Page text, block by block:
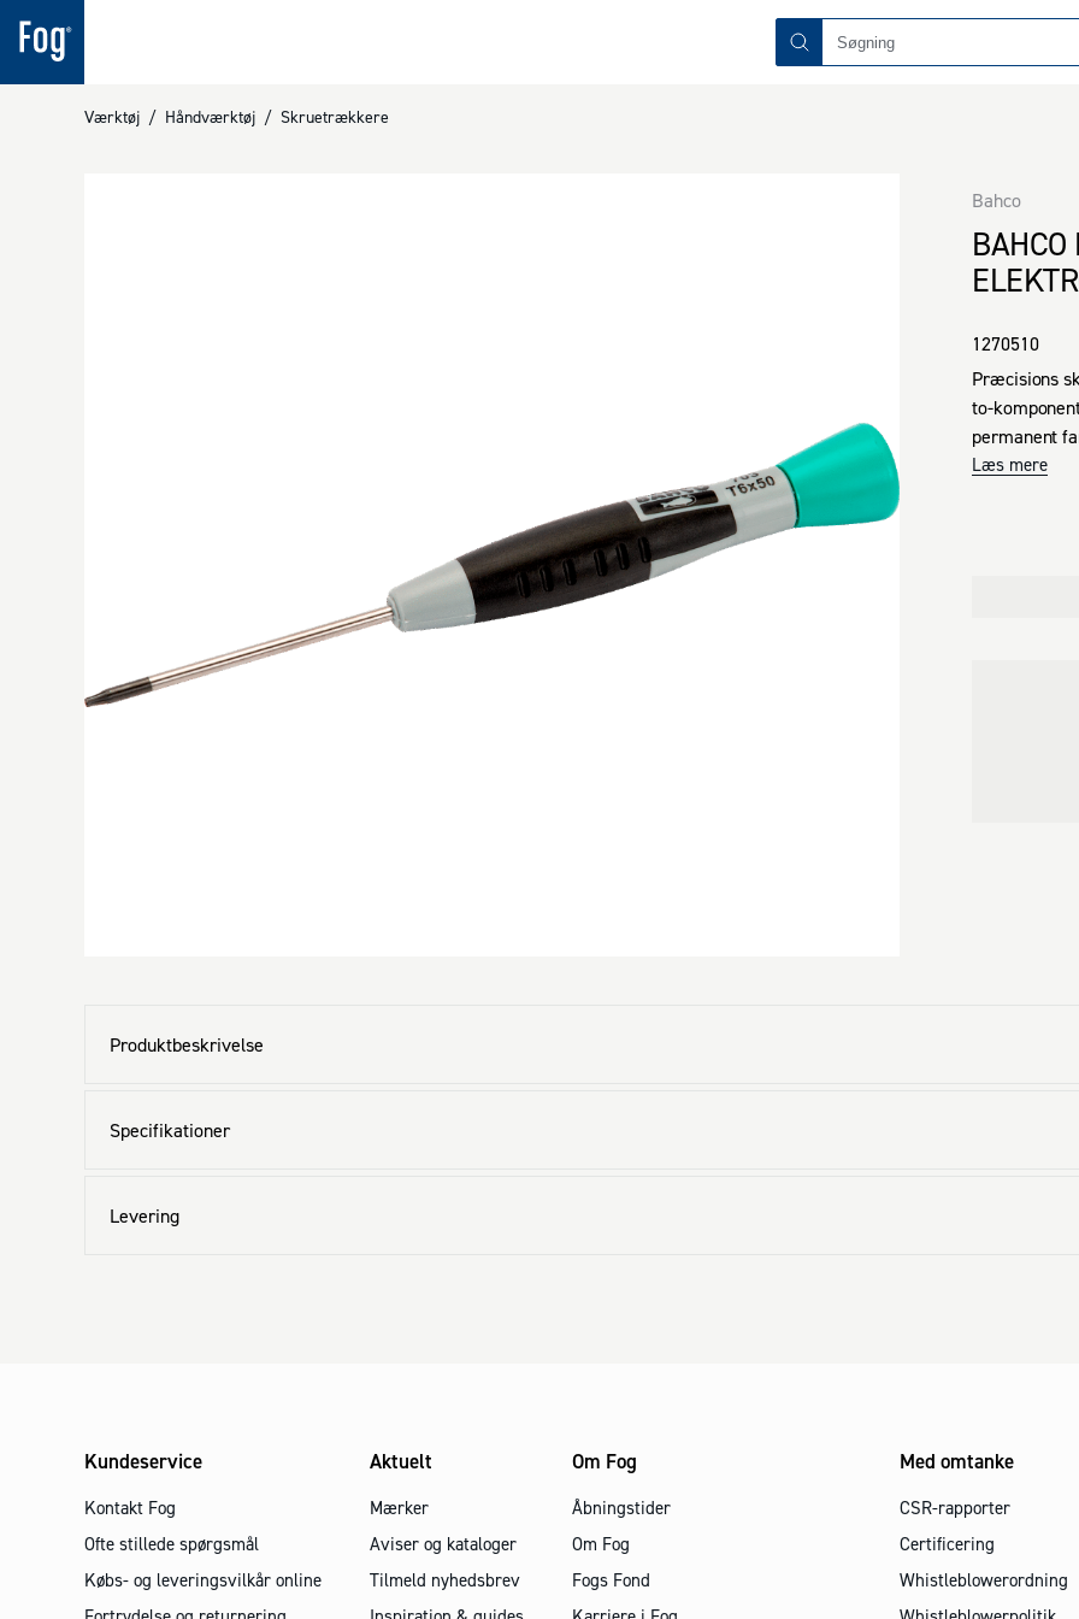
Værktøj / Håndværktøj / Skruetrækkere
Bahco
1270510
Præcisions
to-
permanent
er laser
Læs mere
Produktbeskrivelse
Specifikationer
Levering
Kundeservice
Kontakt Fog
Ofte stillede spørgsmål
Købs- og leveringsvilkår online
Aktuelt
Mærker
Aviser og kataloger
Tilmeld nyhedsbrev
Om Fog
Åbningstider
Om Fog
Fogs Fond
Med omtanke
CSR-rapporter
Certificering
Whistleblowerordning